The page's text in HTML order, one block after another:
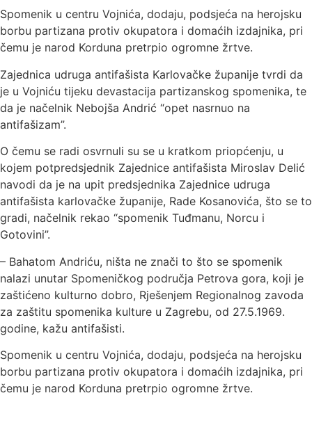
Spomenik u centru Vojnića, dodaju, podsjeća na herojsku
borbu partizana protiv okupatora i domaćih izdajnika, pri
čemu je narod Korduna pretrpio ogromne žrtve.
Zajednica udruga antifašista Karlovačke županije tvrdi da
je u Vojniću tijeku devastacija partizanskog spomenika, te
da je načelnik Nebojša Andrić “opet nasrnuo na
antifašizam”.
O čemu se radi osvrnuli su se u kratkom priopćenju, u
kojem potpredsjednik Zajednice antifašista Miroslav Delić
navodi da je na upit predsjednika Zajednice udruga
antifašista karlovačke županije, Rade Kosanovića, što se to
gradi, načelnik rekao “spomenik Tuđmanu, Norcu i
Gotovini”.
– Bahatom Andriću, ništa ne znači to što se spomenik
nalazi unutar Spomeničkog područja Petrova gora, koji je
zaštićeno kulturno dobro, Rješenjem Regionalnog zavoda
za zaštitu spomenika kulture u Zagrebu, od 27.5.1969.
godine, kažu antifašisti.
Spomenik u centru Vojnića, dodaju, podsjeća na herojsku
borbu partizana protiv okupatora i domaćih izdajnika, pri
čemu je narod Korduna pretrpio ogromne žrtve.